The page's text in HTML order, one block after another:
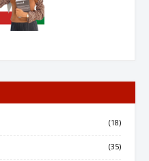
(18)
(35)